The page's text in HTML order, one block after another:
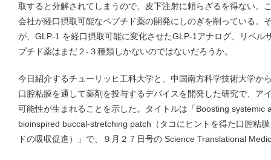
取すると分解されてしまうので、皮下注射に頼らざるを得ない。
会社が経口摂取可能なペプチド薬の開発にしのぎを削っている。
が、GLP-1 を経口摂取可能に変化させたGLP-1アナログ、リベル
プチド薬はまだ２-３種類しかないのではないだろうか。
今日紹介するチューリッヒ工科大学と、中国南方科学技術大学か
口腔粘膜を通して薬剤を投与するデバイスを開発した研究で、ア
可能性が生まれることを示した。タイトルは「Boosting systemic
bioinspired buccal-stretching patch（タコにヒントを得た口腔粘
ドの吸収促進）」で、９月２７日号の Science Translational